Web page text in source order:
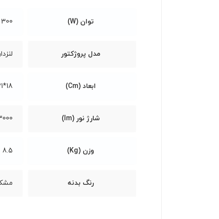
توان (W) 300
مدل پروژکتور
ابعاد (Cm) 18*21*60
شارژ نور (lm)
وزن (Kg) 8.5
رنگ بدنه